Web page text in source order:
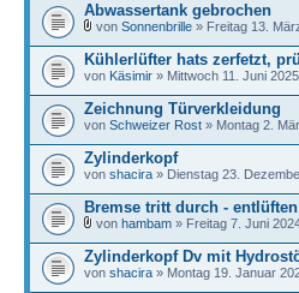
Abwassertank gebrochen
von Sonnenbrille » Freitag 13.
Kühlerlüfter hats zerfetzt,
von Käsimir » Mittwoch 11. Juni
Zeichnung Türverkleidung
von Schweizer Rost » Montag 2.
Zylinderkopf
von shacira » Dienstag 23.
Bremse tritt durch -
von hambam » Freitag 7. Juni
Zylinderkopf Dv mit
von shacira » Montag 19. Januar